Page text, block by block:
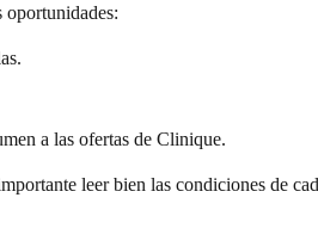
oportunidades:
a las ofertas de Clinique.
leer bien las condiciones de